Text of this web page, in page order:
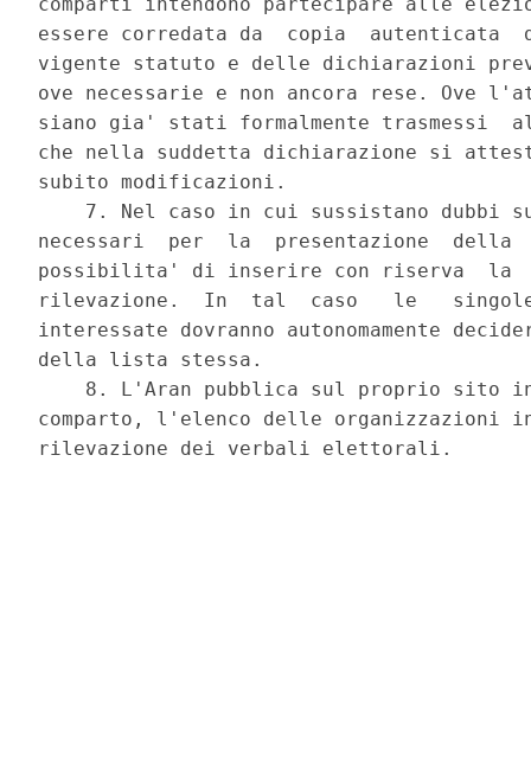
essere corredata da  copia
vigente statuto e delle dichiarazioni
ove necessarie e non ancora rese. Ove
siano gia' stati formalmente trasmessi
che nella suddetta dichiarazione si
subito modificazioni.
7. Nel caso in cui sussistano dubbi
necessari  per  la  presentazione
possibilita' di inserire con riserva  la
rilevazione.  In  tal  caso   le
interessate dovranno autonomamente
della lista stessa.
8. L'Aran pubblica sul proprio sito
comparto, l'elenco delle organizzazioni
rilevazione dei verbali elettorali.